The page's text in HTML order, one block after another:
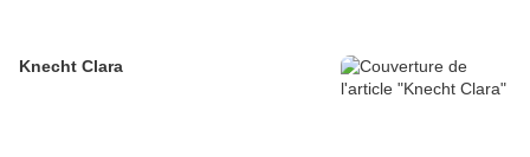
Knecht Clara